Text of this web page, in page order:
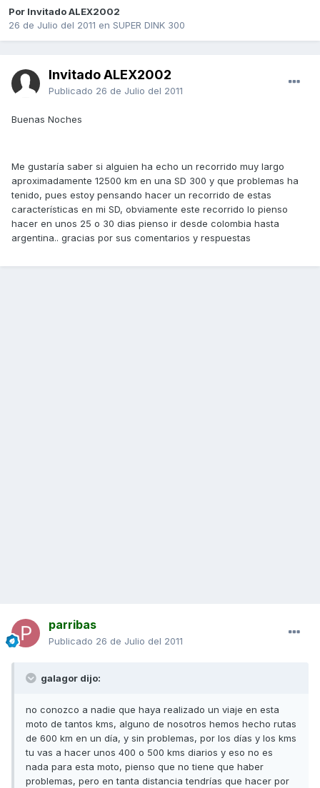
Por Invitado ALEX2002
26 de Julio del 2011 en SUPER DINK 300
Invitado ALEX2002
Publicado 26 de Julio del 2011
Buenas Noches
Me gustaría saber si alguien ha echo un recorrido muy largo
aproximadamente 12500 km en una SD 300 y que problemas ha
tenido, pues estoy pensando hacer un recorrido de estas
características en mi SD, obviamente este recorrido lo pienso
hacer en unos 25 o 30 dias pienso ir desde colombia hasta
argentina.. gracias por sus comentarios y respuestas
parribas
Publicado 26 de Julio del 2011
galagor dijo:
no conozco a nadie que haya realizado un viaje en esta
moto de tantos kms, alguno de nosotros hemos hecho rutas
de 600 km en un día, y sin problemas, por los días y los kms
tu vas a hacer unos 400 o 500 kms diarios y eso no es
nada para esta moto, pienso que no tiene que haber
problemas, pero en tanta distancia tendrías que hacer por